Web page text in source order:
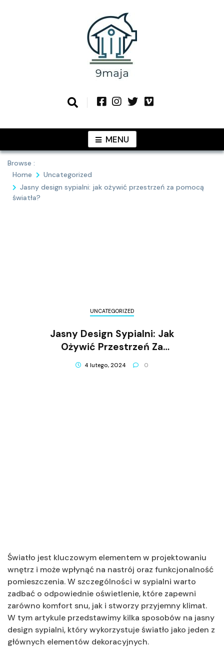
9MAJApomysłami
MENU
Browse :
Home
Uncategorized
Jasny design sypialni: jak ożywić przestrzeń za pomocą
światła?
UNCATEGORIZED
Jasny Design Sypialni: Jak
Ożywić Przestrzeń Za
Pomocą Światła?
4 lutego, 2024 0
Światło jest kluczowym elementem w projektowaniu
wnętrz i może wpłynąć na nastrój oraz funkcjonalność
pomieszczenia. W szczególności w sypialni warto
zadbać o odpowiednie oświetlenie, które zapewni
zarówno komfort snu, jak i stworzy przyjemny klimat.
W tym artykule przedstawimy kilka sposobów na jasny
design sypialni, który wykorzystuje światło jako jeden z
głównych elementów dekoracyjnych.